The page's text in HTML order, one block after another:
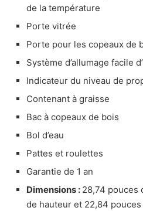
de la température
Porte vitrée
Porte pour les copeaux de
Système d’allumage facile
Indicateur du niveau de
Contenant à graisse
Bac à copeaux de bois
Bol d’eau
Pattes et roulettes
Garantie de 1 an
Dimensions : 28,74 pouces
de hauteur et 22,84